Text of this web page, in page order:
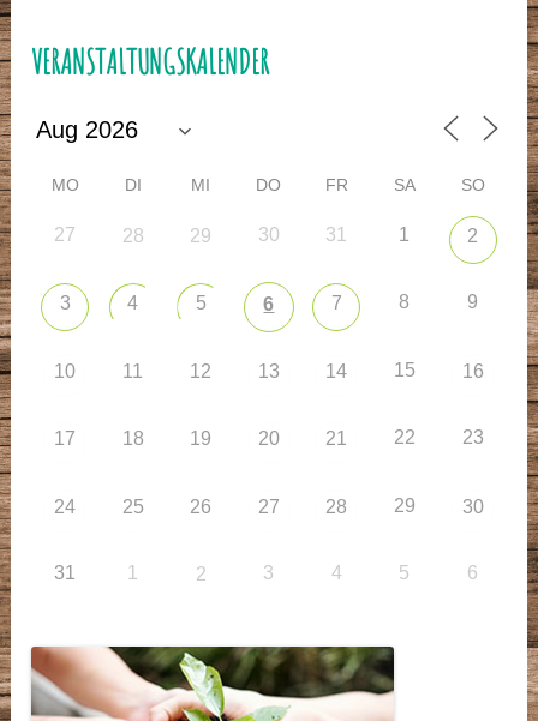
VERANSTALTUNGSKALENDER
MO DI MI DO FR SA SO
27 28 29 30 31 1 2
3 4 5 6 7 8 9
10 11 12 13 14 15 16
17 18 19 20 21 22 23
24 25 26 27 28 29 30
31 1 2 3 4 5 6